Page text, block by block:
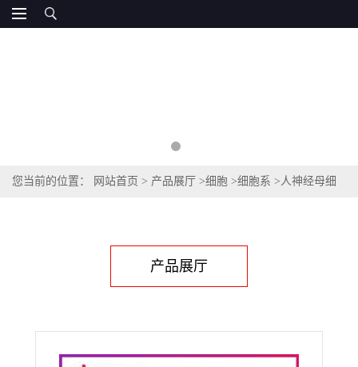
您当前的位置： 网站首页 > 产品展厅 >细胞 >细胞系 >人神经母细
产品展厅